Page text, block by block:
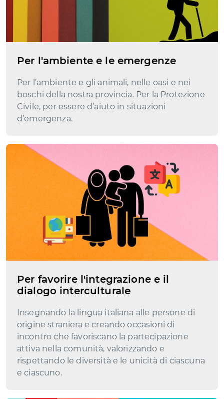
Per l'ambiente e le emergenze
Per l’ambiente e gli animali, nelle oasi e nei
boschi della nostra provincia. Per la Protezione
Civile, per essere d’aiuto in situazioni
d’emergenza.
Per favorire l'integrazione e il
dialogo interculturale
Insegnando la lingua italiana alle persone di
origine straniera e creando occasioni di
incontro che favoriscano la partecipazione
attiva nella comunità, valorizzando e
rispettando le diversità e le unicità di ciascuna
e ciascuno.